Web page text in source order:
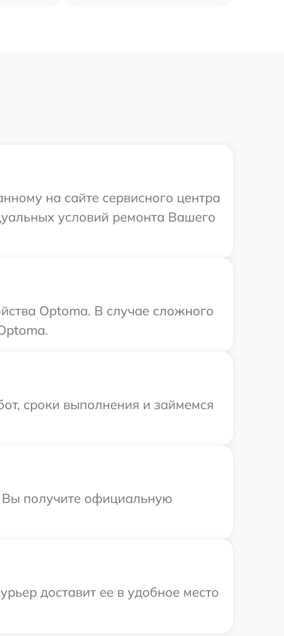
на сайте сервисного центра
условий ремонта Вашего
Optoma. В случае сложного
сроки выполнения и займемся
получите официальную
доставит ее в удобное место